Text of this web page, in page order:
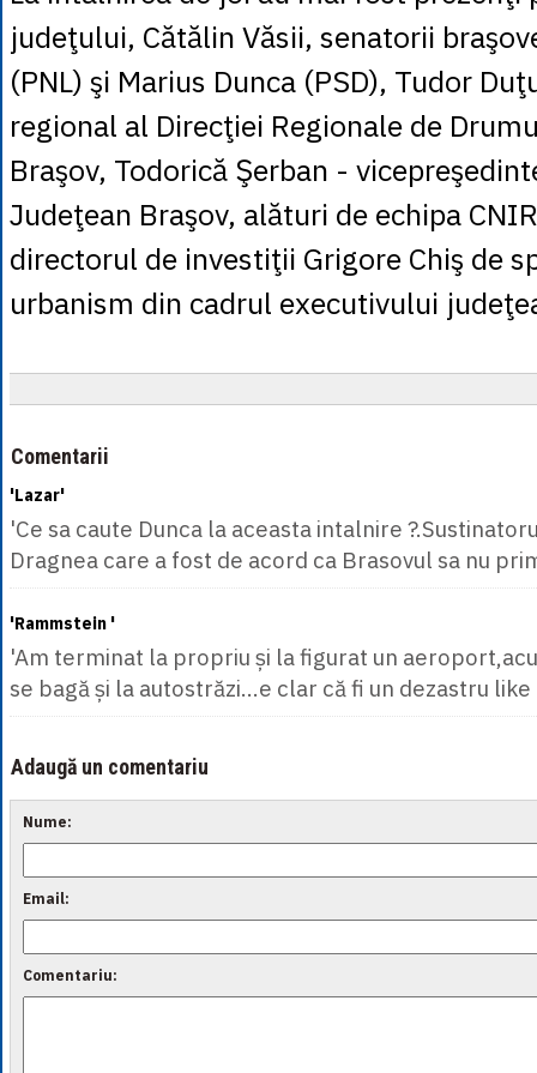
judeţului, Cătălin Văsii, senatorii
(PNL) şi Marius Dunca (PSD), Tudor
regional al Direcţiei Regionale de
Braşov, Todorică Şerban -
Judeţean Braşov, alături de echipa
directorul de investiţii Grigore Chiş de
urbanism din cadrul executivului
Comentarii
'Lazar'
'Ce sa caute Dunca la aceasta intalnire
Dragnea care a fost de acord ca Brasovul sa nu
'Rammstein '
'Am terminat la propriu și la figurat un
se bagă și la autostrăzi...e clar că fi un dezastru
Adaugă un comentariu
Nume:
Email:
Comentariu: